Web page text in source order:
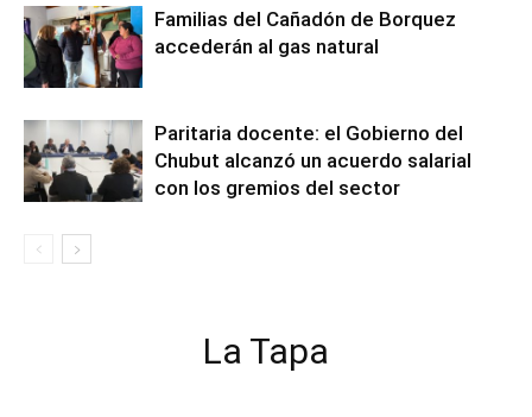
Familias del Cañadón de Borquez
accederán al gas natural
Paritaria docente: el Gobierno del
Chubut alcanzó un acuerdo salarial
con los gremios del sector
La Tapa